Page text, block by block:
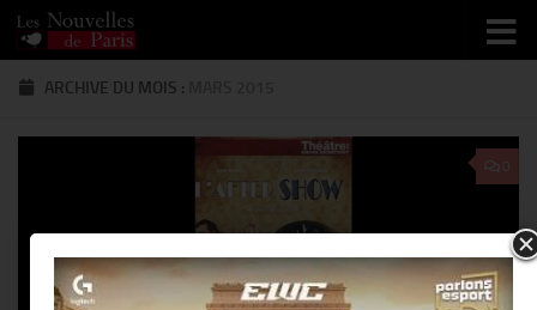
Skip to content
ARCHIVE DU MOIS :